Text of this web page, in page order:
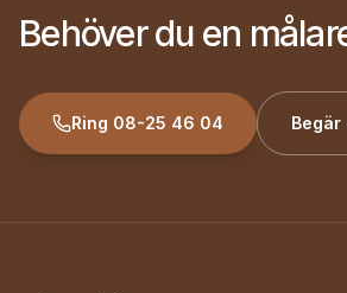
Behöver du en
Ring 08-25 46 04